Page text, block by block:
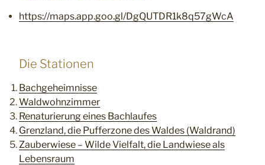
https://maps.app.goo.gl/DgQUTDR1k8q57gWcA
Die Stationen
Bachgeheimnisse
Waldwohnzimmer
Renaturierung eines Bachlaufes
Grenzland, die Pufferzone des Waldes (Waldrand)
Zauberwiese – Wilde Vielfalt, die Landwiese als
Lebensraum